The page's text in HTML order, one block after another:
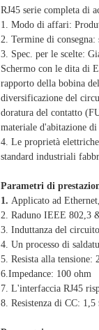
RJ45 serie completa di
1. Modo di affari:
2. Termine di
3. Spec. per le scelte:
Schermo con le dita di
rapporto della bobina
diversificazione del
doratura del contatto
materiale d'abitazione
4. Le proprietà
standard industriali
Parametri di
1. Applicato ad
2. Raduno IEEE 802,3
3. Induttanza del
4. Un processo di
5. Resista alla tensione:
6.Impedance: 100 ohm
7. L'interfaccia RJ45
8. Resistenza di CC: